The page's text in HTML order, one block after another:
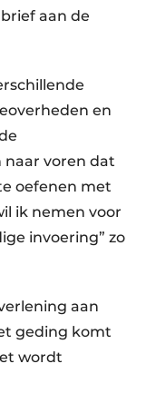
aan de
en
voren dat
oefenen met
ik nemen voor
invoering” zo
aan
geding komt
wordt